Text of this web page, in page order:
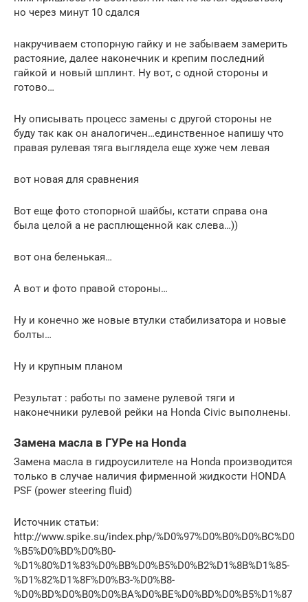
но через минут 10 сдался
накручиваем стопорную гайку и не забываем замерить
растояние, далее наконечник и крепим последний
гайкой и новый шплинт. Ну вот, с одной стороны и
готово…
Ну описывать процесс замены с другой стороны не
буду так как он аналогичен…единственное напишу что
правая рулевая тяга выглядела еще хуже чем левая
вот новая для сравнения
Вот еще фото стопорной шайбы, кстати справа она
была целой а не расплющенной как слева…))
вот она беленькая…
А вот и фото правой стороны…
Ну и конечно же новые втулки стабилизатора и новые
болты…
Ну и крупным планом
Результат : работы по замене рулевой тяги и
наконечники рулевой рейки на Honda Civic выполнены.
Замена масла в ГУРе на Honda
Замена масла в гидроусилителе на Honda производится
только в случае наличия фирменной жидкости HONDA
PSF (power steering fluid)
Источник статьи:
http://www.spike.su/index.php/%D0%97%D0%B0%D0%BC%D0
%B5%D0%BD%D0%B0-
%D1%80%D1%83%D0%BB%D0%B5%D0%B2%D1%8B%D1%85-
%D1%82%D1%8F%D0%B3-%D0%B8-
%D0%BD%D0%B0%D0%BA%D0%BE%D0%BD%D0%B5%D1%87